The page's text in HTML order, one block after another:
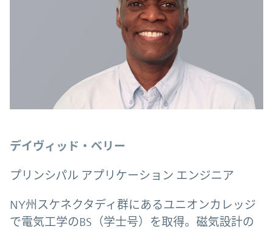
デイヴィッド・ベリー
プリンシパル アプリケーション エンジニア
NY州スケネクタディ群にあるユニオンカレッジ
で電気工学のBS（学士号）を取得。磁気設計の